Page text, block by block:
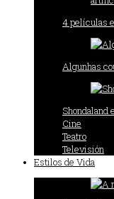
4 películas
Algunhas
Shondaland
Cine
Teatro
Televisión
Estilos de Vida